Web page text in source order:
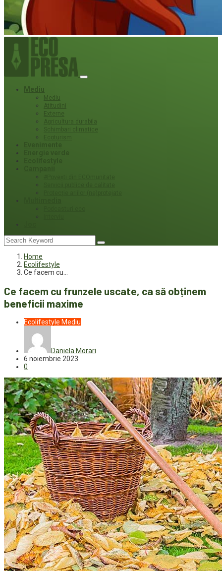
Mediu
Mediu
Atitudini
Externe
Agricultura durabila
Schimbari climatice
Ecoturism
Home
Ecolifestyle
Ce facem cu…
Ce facem cu frunzele uscate, ca să obținem
beneficii maxime
Ecolifestyle Mediu
Daniela Morari
6 noiembrie 2023
0